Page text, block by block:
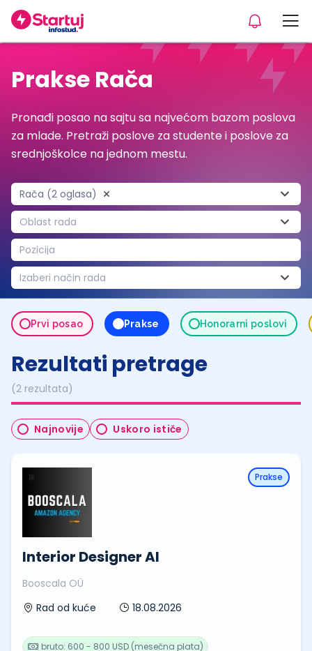
Prakse Rača
Pronađi posao na sajtu sa najvećom bazom poslova
za mlade. Pretraži poslove za studente i poslove za
srednjoškolce na jednom mestu.
Rača (2 oglasa)
Oblast rada
Pozicija
Izaberi način rada
Prvi posao Prakse Honorarni poslovi
Rezultati pretrage
(2 rezultata)
Najnovije Uskoro ističe
Prakse
Interior Designer AI
Booscala OÜ
Rad od kuće
18.08.2026
bruto: 600 - 800 USD (mesečna plata)